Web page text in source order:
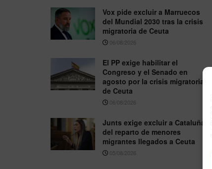
Vox pide excluir a Marruecos
del Mundial 2030 tras la crisis
migratoria de Ceuta
06/08/2026
El PP exige habilitar el
Congreso y el Senado en
agosto por la crisis migratoria
de Ceuta
06/08/2026
Junts exige excluir a Cataluña
del reparto de menores
migrantes llegados a Ceuta
05/08/2026